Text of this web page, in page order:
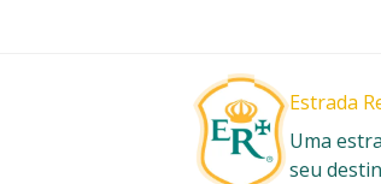
Estrada
Uma
seu